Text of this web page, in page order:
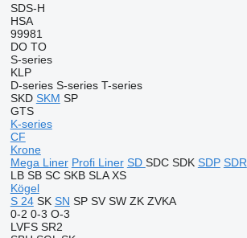
SDS-H
HSA
99981
DO TO
S-series
KLP
D-series S-series T-series
SKD SKM SP
GTS
K-series
CF
Krone
Mega Liner Profi Liner SD SDC SDK SDP SDR
LB SB SC SKB SLA XS
Kögel
S 24 SK SN SP SV SW ZK ZVKA
0-2 0-3 O-3
LVFS SR2